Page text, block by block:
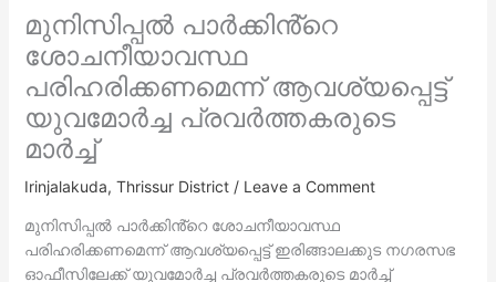
മുനിസിപ്പൽ പാർക്കിൻ്റെ
ശോചനീയാവസ്ഥ
പരിഹരിക്കണമെന്ന് ആവശ്യപ്പെട്ട്
യുവമോർച്ച പ്രവർത്തകരുടെ
മാർച്ച്
Irinjalakuda, Thrissur District/ Leave a Comment
മുനിസിപ്പൽ പാർക്കിൻ്റെ ശോചനീയാവസ്ഥ
പരിഹരിക്കണമെന്ന് ആവശ്യപ്പെട്ട് ഇരിങ്ങാലക്കുട നഗരസഭ
ഓഫീസിലേക്ക് യുവമോർച്ച പ്രവർത്തകരുടെ മാർച്ച്